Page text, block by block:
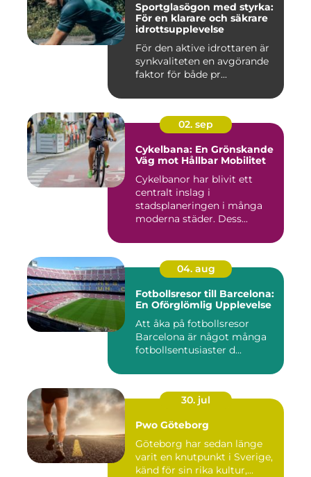
Sportglasögon med styrka:
För en klarare och säkrare
idrottsupplevelse
För den aktive idrottaren är
synkvaliteten en avgörande
faktor för både pr...
02. sep
Cykelbana: En Grönskande
Väg mot Hållbar Mobilitet
Cykelbanor har blivit ett
centralt inslag i
stadsplaneringen i många
moderna städer. Dess...
04. aug
Fotbollsresor till Barcelona:
En Oförglömlig Upplevelse
Att åka på fotbollsresor
Barcelona är något många
fotbollsentusiaster d...
30. jul
Pwo Göteborg
Göteborg har sedan länge
varit en knutpunkt i Sverige,
känd för sin rika kultur,...